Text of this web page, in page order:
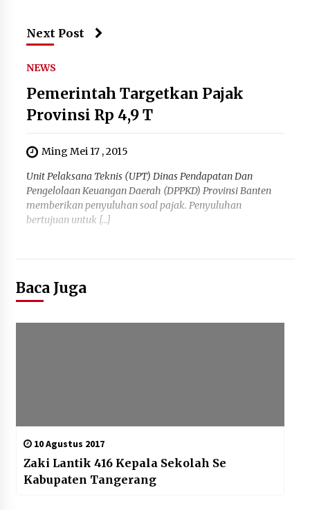
Next Post
NEWS
Pemerintah Targetkan Pajak
Provinsi Rp 4,9 T
Ming Mei 17 , 2015
Unit Pelaksana Teknis (UPT) Dinas Pendapatan Dan
Pengelolaan Keuangan Daerah (DPPKD) Provinsi Banten
memberikan penyuluhan soal pajak. Penyuluhan
bertujuan untuk […]
Baca Juga
10 Agustus 2017
Zaki Lantik 416 Kepala Sekolah Se
Kabupaten Tangerang